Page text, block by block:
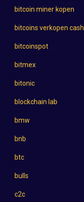
bitcoin miner kopen
bitcoins verkopen cash
bitcoinspot
bitmex
bitonic
blockchain lab
bmw
bnb
btc
bulls
c2c